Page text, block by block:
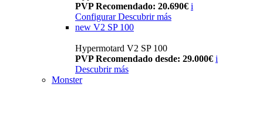
PVP Recomendado: 20.690€ i
Configurar Descubrir más
new V2 SP 100
Hypermotard V2 SP 100
PVP Recomendado desde: 29.000€ i
Descubrir más
Monster